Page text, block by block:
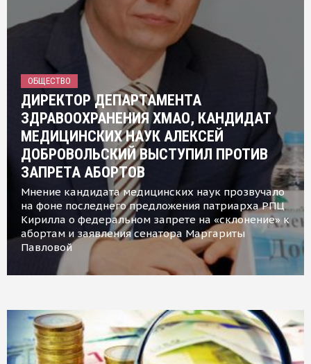
ОБЩЕСТВО
ДИРЕКТОР ДЕПАРТАМЕНТА
ЗДРАВООХРАНЕНИЯ ХМАО, КАНДИДАТ
МЕДИЦИНСКИХ НАУК АЛЕКСЕЙ
ДОБРОВОЛЬСКИЙ ВЫСТУПИЛ ПРОТИВ
ЗАПРЕТА АБОРТОВ
Мнение кандидата медицинских наук прозвучало
на фоне последнего предложения патриарха РПЦ
Кирилла о федеральном запрете на «склонение» к
абортам и заявления сенатора Маргариты
Павловой